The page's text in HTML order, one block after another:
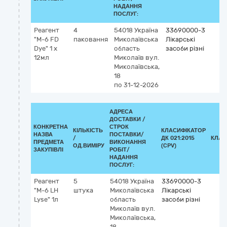
НАДАННЯ
ПОСЛУГ:
Реагент
"M-6 FD
Dye" 1 х
12мл
4
паковання
54018 Україна
Миколаївська
область
Миколаїв вул.
Миколаївська,
18
по 31-12-2026
33690000-3
Лікарські
засоби різні
КОНКРЕТНА
НАЗВА
ПРЕДМЕТА
ЗАКУПІВЛІ
КІЛЬКІСТЬ
/
ОД.ВИМІРУ
АДРЕСА
ДОСТАВКИ /
СТРОК
ПОСТАВКИ/
ВИКОНАННЯ
РОБІТ/
НАДАННЯ
ПОСЛУГ:
КЛАСИФІКАТОР
ДК 021:2015
(CPV)
Реагент
"M-6 LH
Lyse" 1л
5
штука
54018 Україна
Миколаївська
область
Миколаїв вул.
Миколаївська,
33690000-3
Лікарські
засоби різні